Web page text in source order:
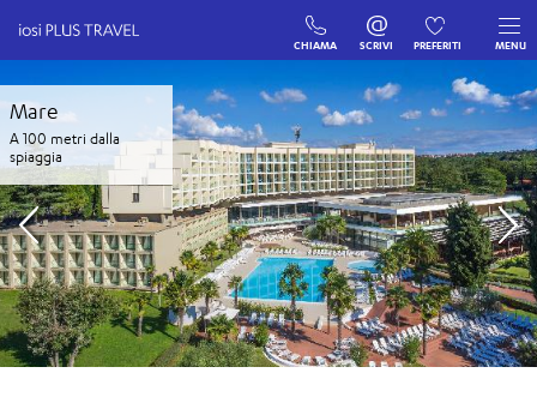
CHIAMA SCRIVI PREFERITI MENU
Mare
A 100 metri dalla
spiaggia